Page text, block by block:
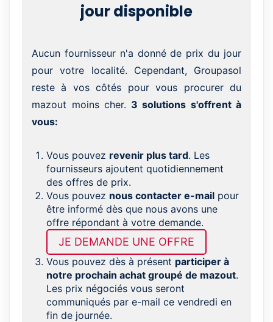
jour disponible
Aucun fournisseur n'a donné de prix du jour
pour votre localité. Cependant, Groupasol
reste à vos côtés pour vous procurer du
mazout moins cher. 3 solutions s'offrent à
vous:
Vous pouvez revenir plus tard. Les
fournisseurs ajoutent quotidiennement
des offres de prix.
Vous pouvez nous contacter e-mail pour
être informé dès que nous avons une
offre répondant à votre demande.
JE DEMANDE UNE OFFRE
Vous pouvez dès à présent participer à
notre prochain achat groupé de mazout.
Les prix négociés vous seront
communiqués par e-mail ce vendredi en
fin de journée.